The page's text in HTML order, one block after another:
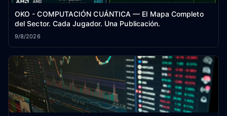
OKO - COMPUTACIÓN CUÁNTICA — El Mapa Completo
del Sector. Cada Jugador. Una Publicación.
9/8/2026